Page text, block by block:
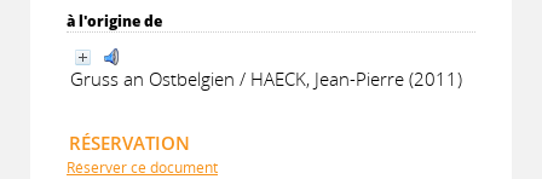
à l'origine de
Gruss an Ostbelgien / HAECK, Jean-Pierre (2011)
RÉSERVATION
Réserver ce document